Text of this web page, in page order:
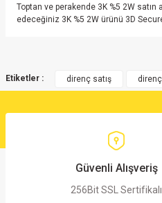
Toptan ve perakende 3K %5 2W
edeceğiniz 3K %5 2W ürünü 3D
Ürün bilgilerinde hatalar bulunuyor.
Etiketler : direnç satış
Güvenli Alışveriş
256Bit SSL Sertifikalı